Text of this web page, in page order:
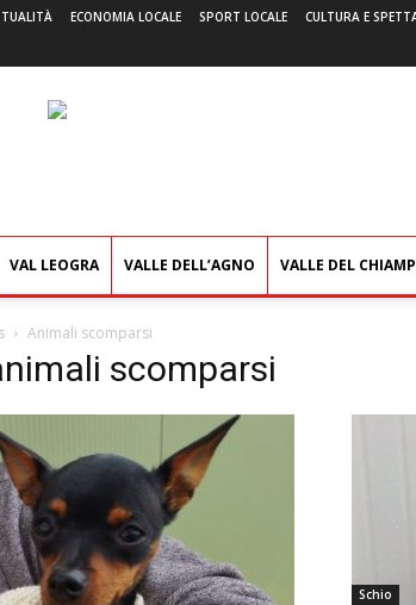
ECONOMIA LOCALE SPORT LOCALE CULTURA E
VAL LEOGRA VALLE DELL’AGNO VALLE DEL
Animali scomparsi
scomparsi
Schio